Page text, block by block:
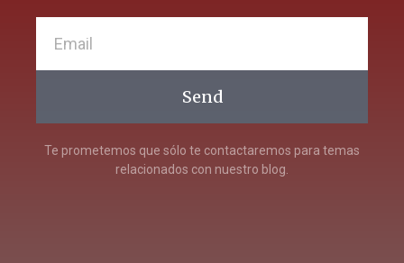
Send
Te prometemos que sólo te contactaremos para temas
relacionados con nuestro blog.